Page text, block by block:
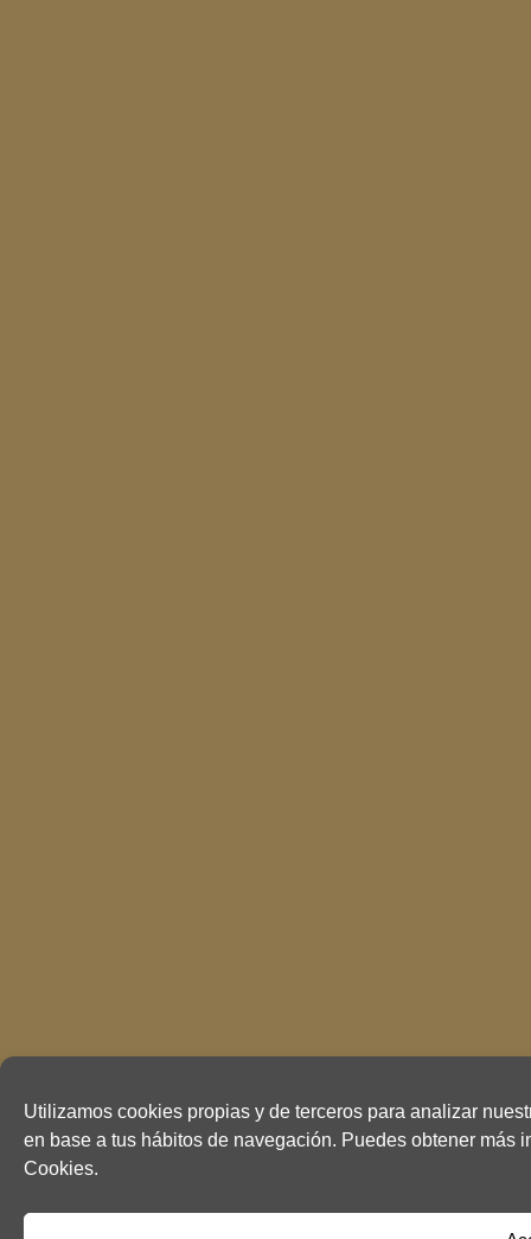
Utilizamos cookies propias y de terceros para analizar
en base a tus hábitos de navegación. Puedes obtener más
Cookies.